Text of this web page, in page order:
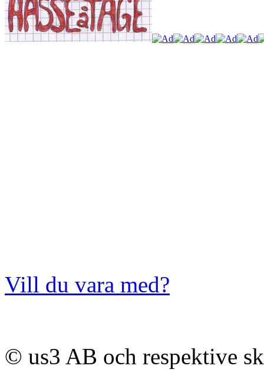
Vill du vara med?
© us3 AB och respektive